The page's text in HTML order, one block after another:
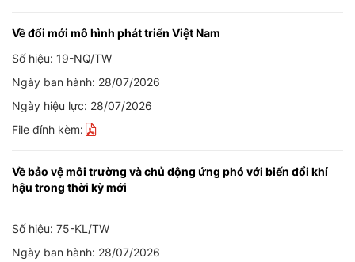
Về đổi mới mô hình phát triển Việt Nam
Số hiệu: 19-NQ/TW
Ngày ban hành: 28/07/2026
Ngày hiệu lực: 28/07/2026
File đính kèm:
Về bảo vệ môi trường và chủ động ứng phó với biến đổi khí
hậu trong thời kỳ mới
Số hiệu: 75-KL/TW
Ngày ban hành: 28/07/2026